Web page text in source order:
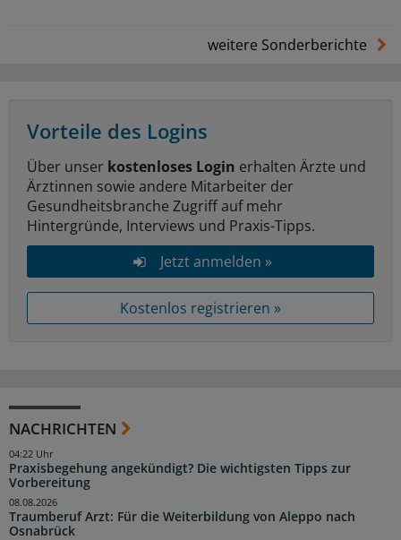
weitere Sonderberichte
Vorteile des Logins
Über unser kostenloses Login erhalten Ärzte und
Ärztinnen sowie andere Mitarbeiter der
Gesundheitsbranche Zugriff auf mehr
Hintergründe, Interviews und Praxis-Tipps.
Jetzt anmelden »
Kostenlos registrieren »
NACHRICHTEN
Praxisbegehung angekündigt? Die wichtigsten Tipps zur
Vorbereitung
04:22 Uhr
Traumberuf Arzt: Für die Weiterbildung von Aleppo nach
Osnabrück
08.08.2026